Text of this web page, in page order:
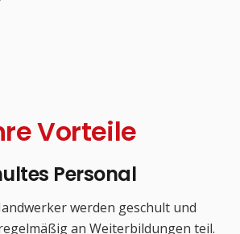
Vorteile
Personal
werden geschult und
an Weiterbildungen teil.